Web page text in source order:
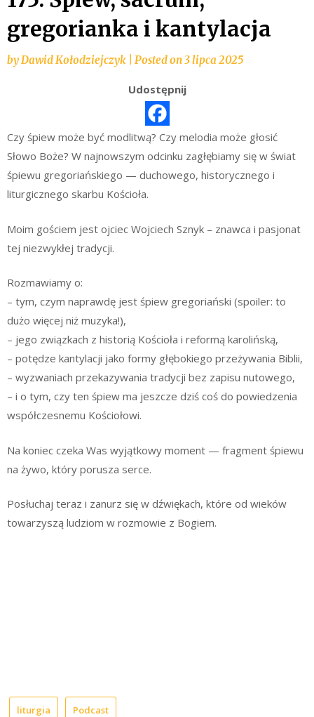
gregorianka i kantylacja
byDawid Kołodziejczyk Posted on3 lipca 2025
Udostępnij
Czy śpiew może być modlitwą? Czy melodia może głosić
Słowo Boże? W najnowszym odcinku zagłębiamy się w świat
śpiewu gregoriańskiego — duchowego, historycznego i
liturgicznego skarbu Kościoła.
Moim gościem jest ojciec Wojciech Sznyk – znawca i pasjonat
tej niezwykłej tradycji.
Rozmawiamy o:
– tym, czym naprawdę jest śpiew gregoriański (spoiler: to
dużo więcej niż muzyka!),
– jego związkach z historią Kościoła i reformą karolińską,
– potędze kantylacji jako formy głębokiego przeżywania Biblii,
– wyzwaniach przekazywania tradycji bez zapisu nutowego,
– i o tym, czy ten śpiew ma jeszcze dziś coś do powiedzenia
współczesnemu Kościołowi.
Na koniec czeka Was wyjątkowy moment — fragment śpiewu
na żywo, który porusza serce.
Posłuchaj teraz i zanurz się w dźwiękach, które od wieków
towarzyszą ludziom w rozmowie z Bogiem.
liturgia Podcast